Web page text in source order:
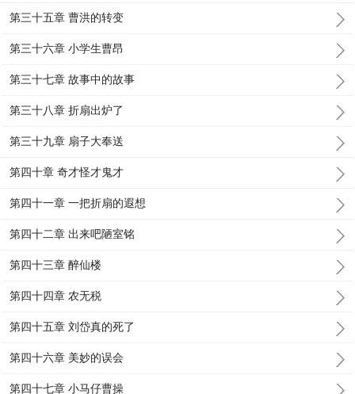
第三十五章 曹洪的转变
第三十六章 小学生曹昂
第三十七章 故事中的故事
第三十八章 折扇出炉了
第三十九章 扇子大奉送
第四十章 奇才怪才鬼才
第四十一章 一把折扇的遐想
第四十二章 出来吧陋室铭
第四十三章 醉仙楼
第四十四章 农无税
第四十五章 刘岱真的死了
第四十六章 美妙的误会
第四十七章 小马仔曹操